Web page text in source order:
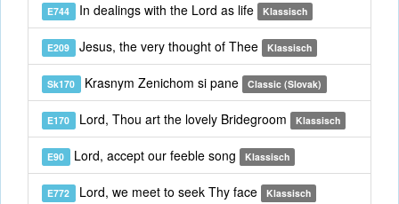
E744 In dealings with the Lord as life Klassisch
E209 Jesus, the very thought of Thee Klassisch
Sk170 Krasnym Zenichom si pane Classic (Slovak)
E170 Lord, Thou art the lovely Bridegroom Klassisch
E90 Lord, accept our feeble song Klassisch
E772 Lord, we meet to seek Thy face Klassisch